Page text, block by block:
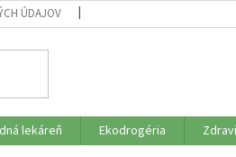
ÚDAJOV
lekáreň Ekodrogéria